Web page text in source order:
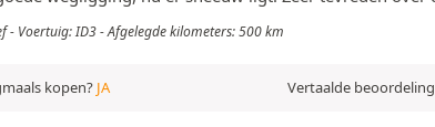
- Voertuig: ID3 - Afgelegde kilometers: 500 km
Vertaalde
kopen? JA